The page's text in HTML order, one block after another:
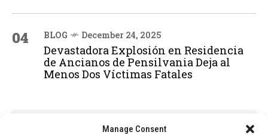
Manage Consent
04 BLOG December 24, 2025
Devastadora Explosión en Residencia
de Ancianos de Pensilvania Deja al
Menos Dos Víctimas Fatales